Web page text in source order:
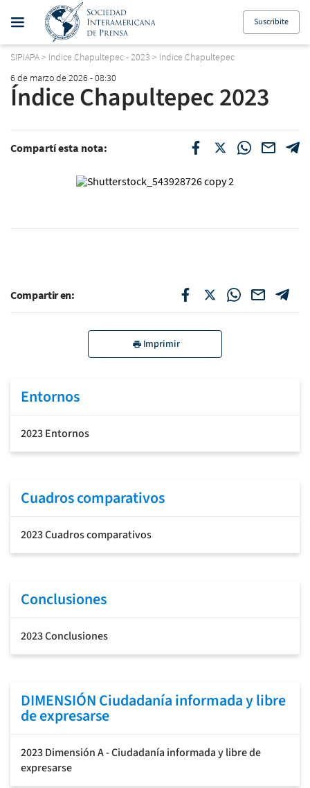
Suscribite
SIPIAPA> Índice Chapultepec - 2023 > Índice Chapultepec
6 de marzo de 2026 - 08:30
Índice Chapultepec 2023
Compartí esta nota:
Compartir en:
Imprimir
Entornos
2023 Entornos
Cuadros comparativos
2023 Cuadros comparativos
Conclusiones
2023 Conclusiones
DIMENSIÓN Ciudadanía informada y libre
de expresarse
2023 Dimensión A - Ciudadanía informada y libre de
expresarse